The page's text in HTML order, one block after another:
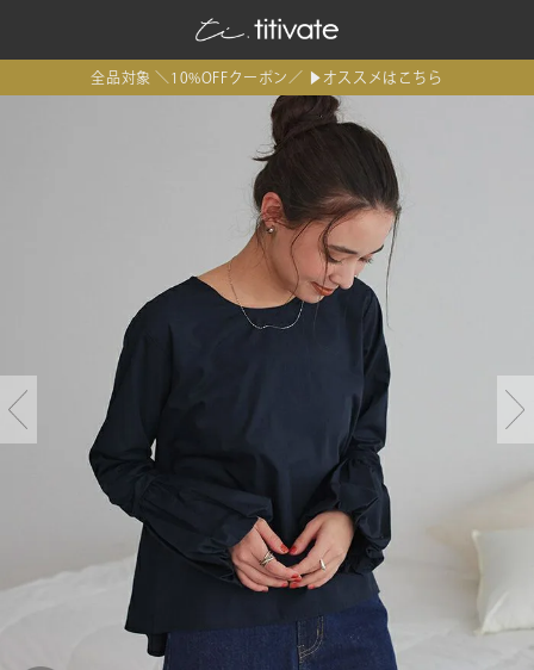
全品対象 ＼10%OFFクーポン／ ▶オススメはこちら